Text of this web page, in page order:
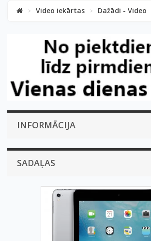
> Video iekārtas > Dažādi - Video
INFORMĀCIJA
SADAĻAS